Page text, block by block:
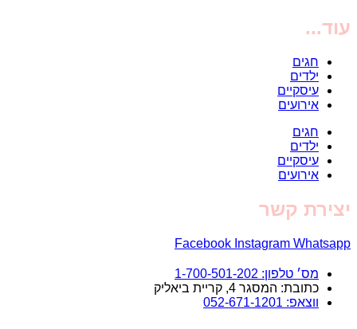
עוד...
חגים
ילדים
עיסקיים
אירועים
חגים
ילדים
עיסקיים
אירועים
יצירת קשר
Facebook Instagram Whatsapp
מס׳ טלפון: 1-700-501-202
כתובת: המסגר 4, קריית ביאליק
ווצאפ: 052-671-1201